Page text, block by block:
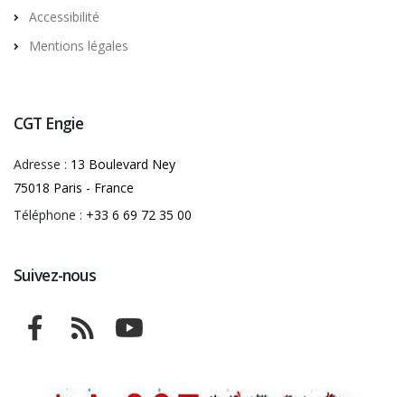
Accessibilité
Mentions légales
CGT Engie
Adresse : 13 Boulevard Ney
75018 Paris - France
Téléphone : +33 6 69 72 35 00
Suivez-nous